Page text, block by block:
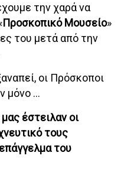
την χαρά να
Προσκοπικό Μουσείο»
του μετά από την
οι Πρόσκοποι
μόνο …
έστειλαν οι
τους
του